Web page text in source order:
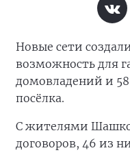
Новые сети
возможность для
домовладений и
посёлка.
С жителями
договоров, 46 из